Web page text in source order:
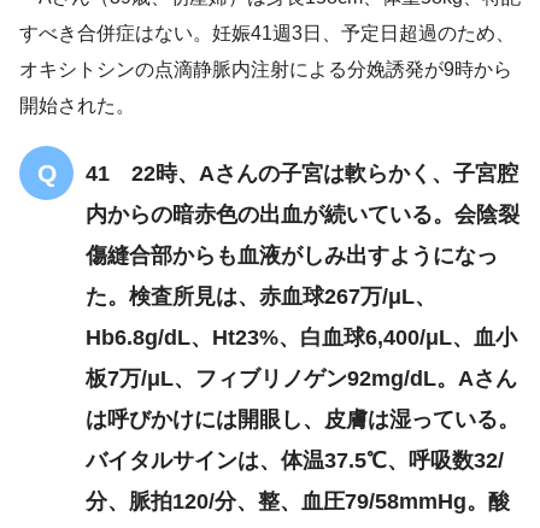
すべき合併症はない。妊娠41週3日、予定日超過のため、
オキシトシンの点滴静脈内注射による分娩誘発が9時から
開始された。
41 22時、Aさんの子宮は軟らかく、子宮腔
内からの暗赤色の出血が続いている。会陰裂
傷縫合部からも血液がしみ出すようになっ
た。検査所見は、赤血球267万/μL、
Hb6.8g/dL、Ht23%、白血球6,400/μL、血小
板7万/μL、フィブリノゲン92mg/dL。Aさん
は呼びかけには開眼し、皮膚は湿っている。
バイタルサインは、体温37.5℃、呼吸数32/
分、脈拍120/分、整、血圧79/58mmHg。酸